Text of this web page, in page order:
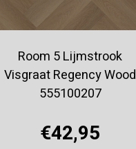
Room 5 Lijmstrook
Visgraat Regency Wood
555100207
€42,95